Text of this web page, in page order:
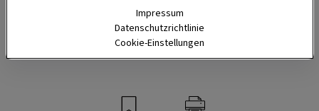
Impressum
Datenschutzrichtlinie
Cookie-Einstellungen